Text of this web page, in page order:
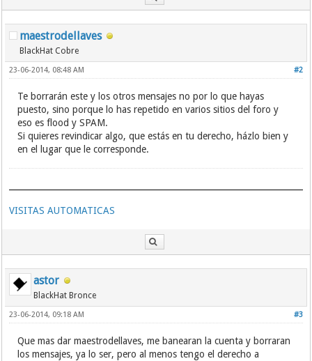
maestrodellaves
BlackHat Cobre
#2
23-06-2014, 08:48 AM
Te borrarán este y los otros mensajes no por lo que hayas
puesto, sino porque lo has repetido en varios sitios del foro y
eso es flood y SPAM.
Si quieres revindicar algo, que estás en tu derecho, házlo bien y
en el lugar que le corresponde.
VISITAS AUTOMATICAS
astor
BlackHat Bronce
#3
23-06-2014, 09:18 AM
Que mas dar maestrodellaves, me banearan la cuenta y borraran
los mensajes, ya lo ser, pero al menos tengo el derecho a